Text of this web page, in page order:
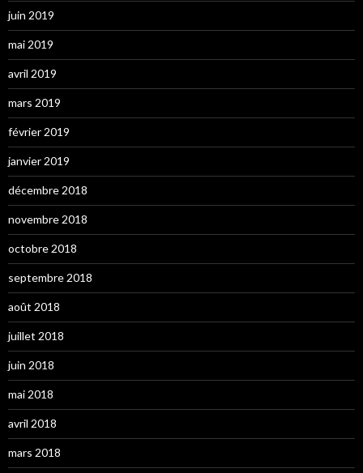
juin 2019
mai 2019
avril 2019
mars 2019
février 2019
janvier 2019
décembre 2018
novembre 2018
octobre 2018
septembre 2018
août 2018
juillet 2018
juin 2018
mai 2018
avril 2018
mars 2018